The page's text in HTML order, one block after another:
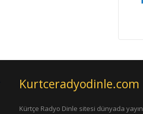
Kurtceradyodinle.com
Kürtçe Radyo Dinle sitesi dünyada yayın